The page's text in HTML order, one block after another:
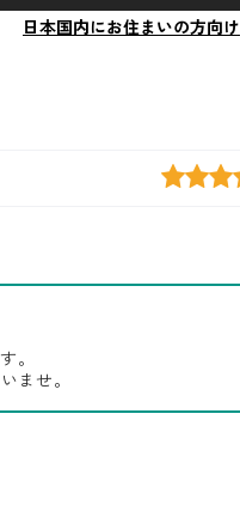
日本国内にお住まいの方向け
。
ませ。